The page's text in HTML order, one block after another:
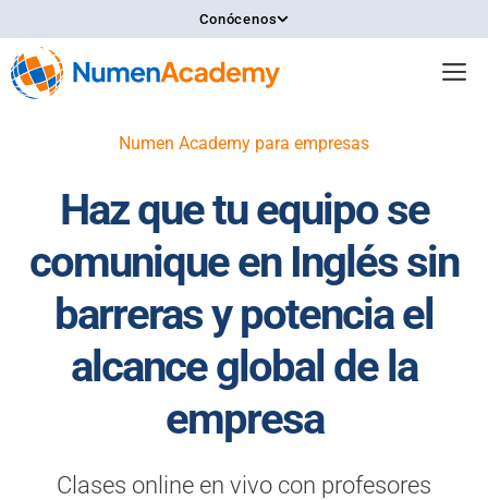
al
contenido
Conócenos
Numen Academy para empresas
Haz que tu equipo se
comunique en Inglés sin
barreras y potencia el
alcance global de la
empresa
Clases online en vivo con profesores